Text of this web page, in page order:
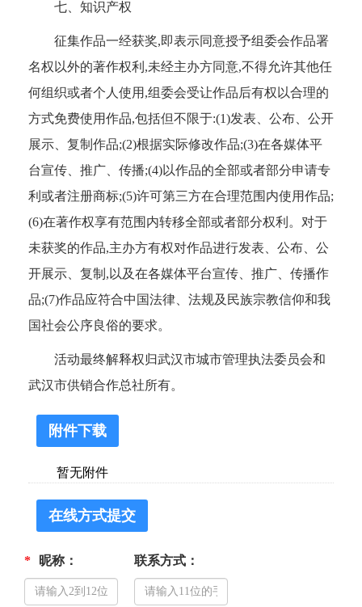
七、知识产权
征集作品一经获奖,即表示同意授予组委会作品署
名权以外的著作权利,未经主办方同意,不得允许其他任
何组织或者个人使用,组委会受让作品后有权以合理的
方式免费使用作品,包括但不限于:(1)发表、公布、公开
展示、复制作品;(2)根据实际修改作品;(3)在各媒体平
台宣传、推广、传播;(4)以作品的全部或者部分申请专
利或者注册商标;(5)许可第三方在合理范围内使用作品;
(6)在著作权享有范围内转移全部或者部分权利。对于
未获奖的作品,主办方有权对作品进行发表、公布、公
开展示、复制,以及在各媒体平台宣传、推广、传播作
品;(7)作品应符合中国法律、法规及民族宗教信仰和我
国社会公序良俗的要求。
活动最终解释权归武汉市城市管理执法委员会和
武汉市供销合作总社所有。
附件下载
暂无附件
在线方式提交
* 昵称： 联系方式：